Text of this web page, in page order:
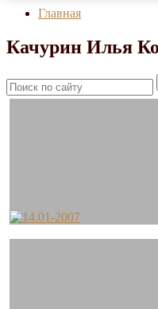
Главная
Качурин Илья